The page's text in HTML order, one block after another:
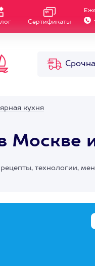
Сертификаты
кухня
Москве
технологии,